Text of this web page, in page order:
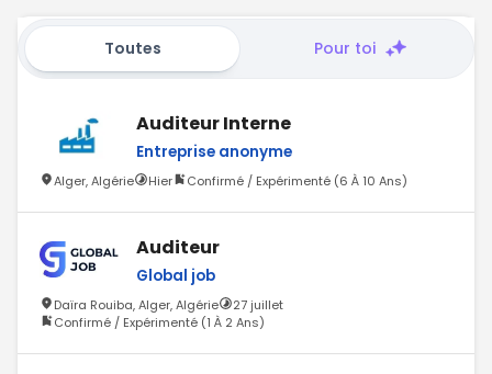
Toutes Pour toi
Auditeur Interne
Entreprise anonyme
Alger, Algérie Hier Confirmé / Expérimenté (6 À 10 Ans)
Auditeur
Global job
Daïra Rouiba, Alger, Algérie
27 juillet
Confirmé / Expérimenté (1 À 2 Ans)